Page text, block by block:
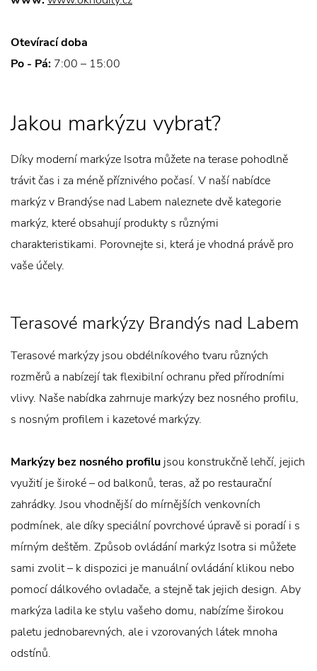
Otevírací doba
Po - Pá: 7:00 – 15:00
Jakou markýzu vybrat?
Díky moderní markýze Isotra můžete na terase pohodlně
trávit čas i za méně příznivého počasí. V naší nabídce
markýz v Brandýse nad Labem naleznete dvě kategorie
markýz, které obsahují produkty s různými
charakteristikami. Porovnejte si, která je vhodná právě pro
vaše účely.
Terasové markýzy Brandýs nad Labem
Terasové markýzy jsou obdélníkového tvaru různých
rozměrů a nabízejí tak flexibilní ochranu před přírodními
vlivy. Naše nabídka zahrnuje markýzy bez nosného profilu,
s nosným profilem i kazetové markýzy.
Markýzy bez nosného profilu jsou konstrukčně lehčí, jejich
využití je široké – od balkonů, teras, až po restaurační
zahrádky. Jsou vhodnější do mírnějších venkovních
podmínek, ale díky speciální povrchové úpravě si poradí i s
mírným deštěm. Způsob ovládání markýz Isotra si můžete
sami zvolit – k dispozici je manuální ovládání klikou nebo
pomocí dálkového ovladače, a stejně tak jejich design. Aby
markýza ladila ke stylu vašeho domu, nabízíme širokou
paletu jednobarevných, ale i vzorovaných látek mnoha
odstínů.